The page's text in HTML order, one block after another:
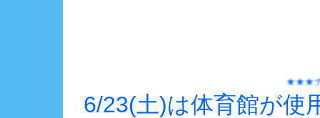
★★★チームの皆
6/23(土)は体育館が使